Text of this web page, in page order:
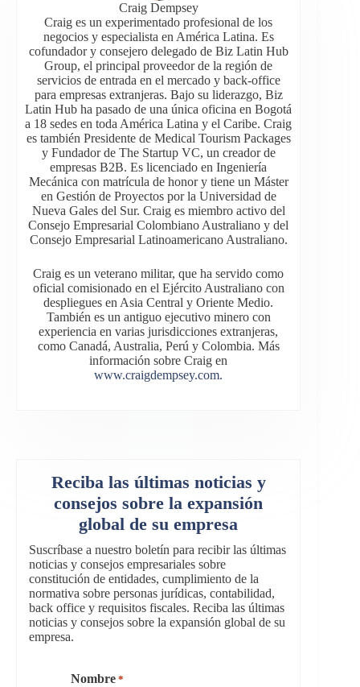
Craig Dempsey
Craig es un experimentado profesional de los
negocios y especialista en América Latina. Es
cofundador y consejero delegado de Biz Latin Hub
Group, el principal proveedor de la región de
servicios de entrada en el mercado y back-office
para empresas extranjeras. Bajo su liderazgo, Biz
Latin Hub ha pasado de una única oficina en Bogotá
a 18 sedes en toda América Latina y el Caribe. Craig
es también Presidente de Medical Tourism Packages
y Fundador de The Startup VC, un creador de
empresas B2B. Es licenciado en Ingeniería
Mecánica con matrícula de honor y tiene un Máster
en Gestión de Proyectos por la Universidad de
Nueva Gales del Sur. Craig es miembro activo del
Consejo Empresarial Colombiano Australiano y del
Consejo Empresarial Latinoamericano Australiano.
Craig es un veterano militar, que ha servido como
oficial comisionado en el Ejército Australiano con
despliegues en Asia Central y Oriente Medio.
También es un antiguo ejecutivo minero con
experiencia en varias jurisdicciones extranjeras,
como Canadá, Australia, Perú y Colombia. Más
información sobre Craig en
www.craigdempsey.com.
Reciba las últimas noticias y
consejos sobre la expansión
global de su empresa
Suscríbase a nuestro boletín para recibir las últimas
noticias y consejos empresariales sobre
constitución de entidades, cumplimiento de la
normativa sobre personas jurídicas, contabilidad,
back office y requisitos fiscales. Reciba las últimas
noticias y consejos sobre la expansión global de su
empresa.
Nombre *